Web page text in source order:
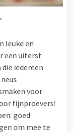
leuke en
een uiterst
die iedereen
voor
fijnproevers!
goed
om mee te